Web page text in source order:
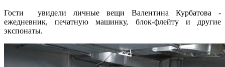
Гости увидели личные вещи Валентина Курбатова -
ежедневник, печатную машинку, блок-флейту и другие
экспонаты.